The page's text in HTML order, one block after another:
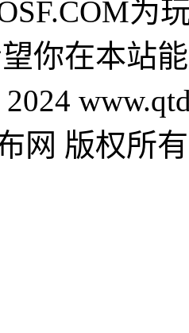
为
你在本站
网 版权所有